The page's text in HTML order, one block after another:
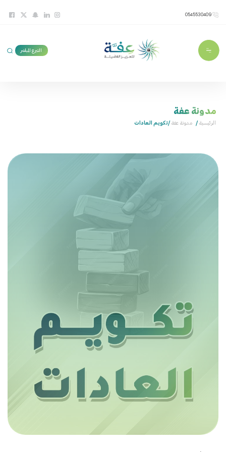
0545530409
التبرع المباشر
مدونة عفة
الرئيسية/ مدونة عفة/تكويم العادات